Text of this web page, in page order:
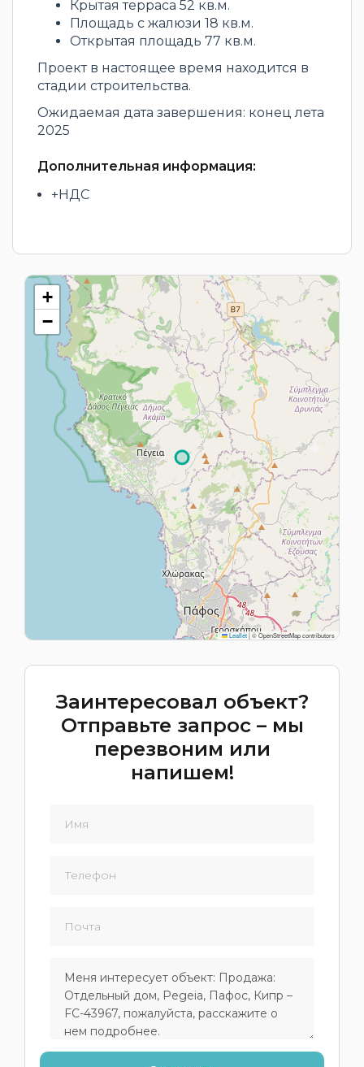
Крытая терраса 52 кв.м.
Площадь с жалюзи 18 кв.м.
Открытая площадь 77 кв.м.
Проект в настоящее время находится в
стадии строительства.
Ожидаемая дата завершения: конец лета
2025
Дополнительная информация:
+НДС
+
−
Leaflet|© OpenStreetMap contributors
Заинтересовал объект?
Отправьте запрос – мы
перезвоним или
напишем!